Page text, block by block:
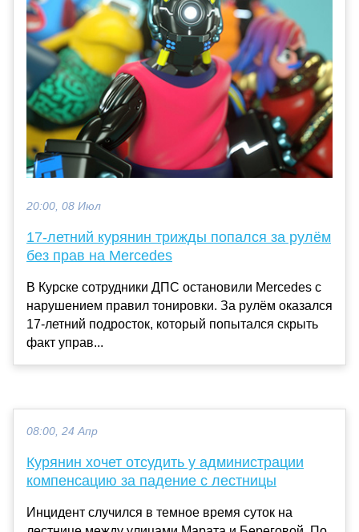
20:00, 08 Июл
17-летний курянин трижды попался за рулём
без прав на Mercedes
В Курске сотрудники ДПС остановили Mercedes с
нарушением правил тонировки. За рулём оказался
17-летний подросток, который попытался скрыть
факт управ...
08:00, 24 Апр
Курянин хочет отсудить у администрации
компенсацию за падение с лестницы
Инцидент случился в темное время суток на